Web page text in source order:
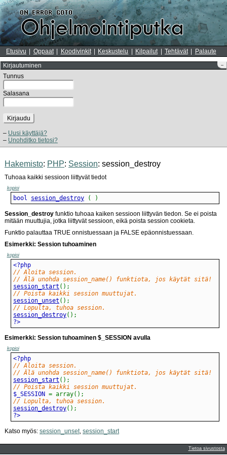
Etusivu Oppaat Koodivinkit Keskustelu Kilpailut Tehtävät Palaute
–
Kirjautuminen
Tunnus
Salasana
Kirjaudu
Uusi käyttäjä?
Unohditko tietosi?
Hakemisto: PHP: Session: session_destroy
Tuhoaa kaikki sessioon liittyvät tiedot
kopioi
bool session_destroy ( )
Session_destroy funktio tuhoaa kaiken sessioon liittyvän tiedon. Se ei poista
mitään muuttujia, jotka liittyvät sessioon, eikä poista session cookieta.
Funktio palauttaa TRUE onnistuessaan ja FALSE epäonnistuessaan.
Esimerkki: Session tuhoaminen
kopioi
// Aloita session.
// Älä unohda session_name() funktiota, jos käytät sitä!
session_start ( ) ;
// Poista kaikki session muuttujat.
session_unset ( ) ;
// Lopulta, tuhoa session.
session_destroy( ) ;
?>
Esimerkki: Session tuhoaminen $_SESSION avulla
kopioi
// Aloita session.
// Älä unohda session_name() funktiota, jos käytät sitä!
session_start ( ) ;
// Poista kaikki session muuttujat.
$_SESSION = array( ) ;
// Lopulta, tuhoa session.
session_destroy( ) ;
?>
Katso myös: session_unset, session_start
Tietoa sivustosta